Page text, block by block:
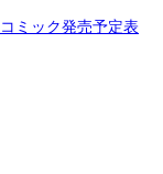
コミック発売予定表